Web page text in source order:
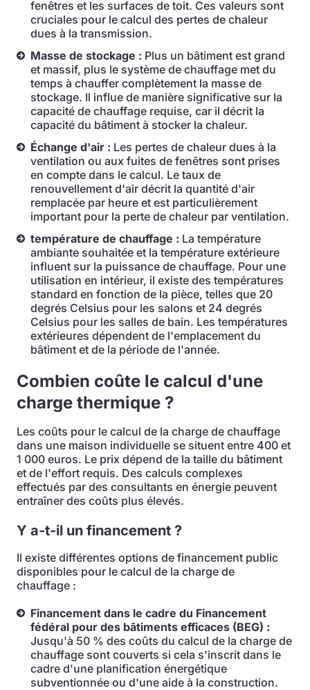
fenêtres et les surfaces de toit. Ces valeurs sont
cruciales pour le calcul des pertes de chaleur
dues à la transmission.
Masse de stockage : Plus un bâtiment est grand
et massif, plus le système de chauffage met du
temps à chauffer complètement la masse de
stockage. Il influe de manière significative sur la
capacité de chauffage requise, car il décrit la
capacité du bâtiment à stocker la chaleur.
Échange d'air : Les pertes de chaleur dues à la
ventilation ou aux fuites de fenêtres sont prises
en compte dans le calcul. Le taux de
renouvellement d'air décrit la quantité d'air
remplacée par heure et est particulièrement
important pour la perte de chaleur par ventilation.
température de chauffage : La température
ambiante souhaitée et la température extérieure
influent sur la puissance de chauffage. Pour une
utilisation en intérieur, il existe des températures
standard en fonction de la pièce, telles que 20
degrés Celsius pour les salons et 24 degrés
Celsius pour les salles de bain. Les températures
extérieures dépendent de l'emplacement du
bâtiment et de la période de l'année.
Combien coûte le calcul d'une
charge thermique ?
Les coûts pour le calcul de la charge de chauffage
dans une maison individuelle se situent entre 400 et
1 000 euros. Le prix dépend de la taille du bâtiment
et de l'effort requis. Des calculs complexes
effectués par des consultants en énergie peuvent
entraîner des coûts plus élevés.
Y a-t-il un financement ?
Il existe différentes options de financement public
disponibles pour le calcul de la charge de
chauffage :
Financement dans le cadre du Financement
fédéral pour des bâtiments efficaces (BEG) :
Jusqu'à 50 % des coûts du calcul de la charge de
chauffage sont couverts si cela s'inscrit dans le
cadre d'une planification énergétique
subventionnée ou d'une aide à la construction.